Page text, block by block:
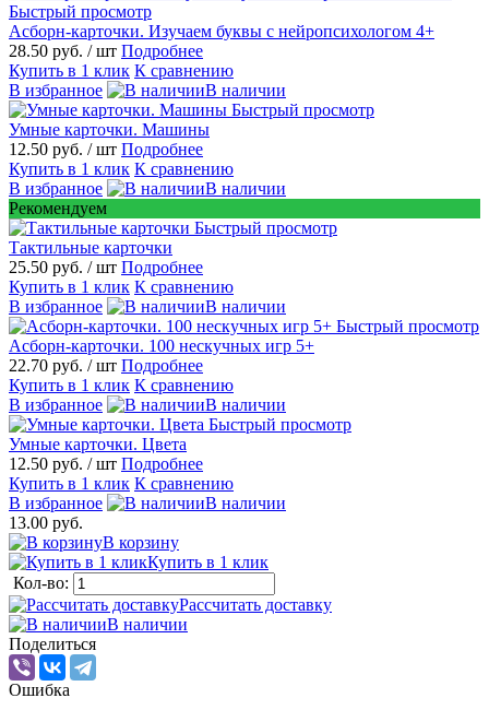
Быстрый просмотр
Асборн-карточки. Изучаем буквы с нейропсихологом 4+
28.50 руб. / шт Подробнее
Купить в 1 клик К сравнению
В избранное
В наличии
Быстрый просмотр
Умные карточки. Машины
12.50 руб. / шт Подробнее
Купить в 1 клик К сравнению
В избранное
В наличии
Рекомендуем
Быстрый просмотр
Тактильные карточки
25.50 руб. / шт Подробнее
Купить в 1 клик К сравнению
В избранное
В наличии
Быстрый просмотр
Асборн-карточки. 100 нескучных игр 5+
22.70 руб. / шт Подробнее
Купить в 1 клик К сравнению
В избранное
В наличии
Быстрый просмотр
Умные карточки. Цвета
12.50 руб. / шт Подробнее
Купить в 1 клик К сравнению
В избранное
В наличии
13.00 руб.
В корзину
Купить в 1 клик
Кол-во:
Рассчитать доставку
В наличии
Поделиться
Ошибка